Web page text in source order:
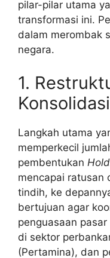
pilar-pilar utama
transformasi ini.
dalam merombak
negara.
1.
Langkah utama
memperkecil
pembentukan
mencapai ratusan
tindih, ke
bertujuan agar
penguasaan
di sektor
(Pertamina), dan